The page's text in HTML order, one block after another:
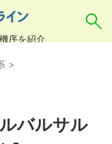
序を紹介
）には対応し
キーワードな
>
バルサル